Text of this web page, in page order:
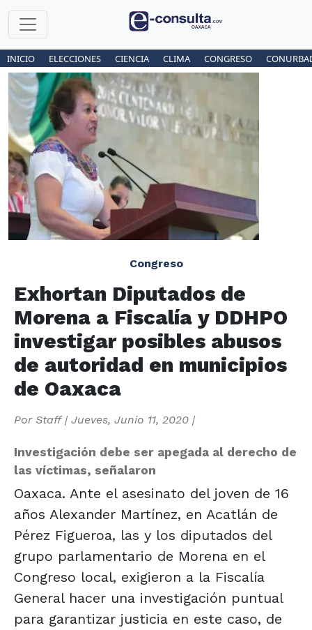
INICIO ELECCIONES CIENCIA CLIMA CONGRESO
Congreso
Exhortan Diputados de
Morena a Fiscalía y DDHPO
investigar posibles abusos
de autoridad en municipios
de Oaxaca
Por Staff| Jueves, Junio 11, 2020 |
Investigación debe ser apegada al derecho de
las víctimas, señalaron
Oaxaca. Ante el asesinato del joven de 16
años Alexander Martínez, en Acatlán de
Pérez Figueroa, las y los diputados del
grupo parlamentario de Morena en el
Congreso local, exigieron a la Fiscalía
General hacer una investigación puntual
para garantizar justicia en este caso, de